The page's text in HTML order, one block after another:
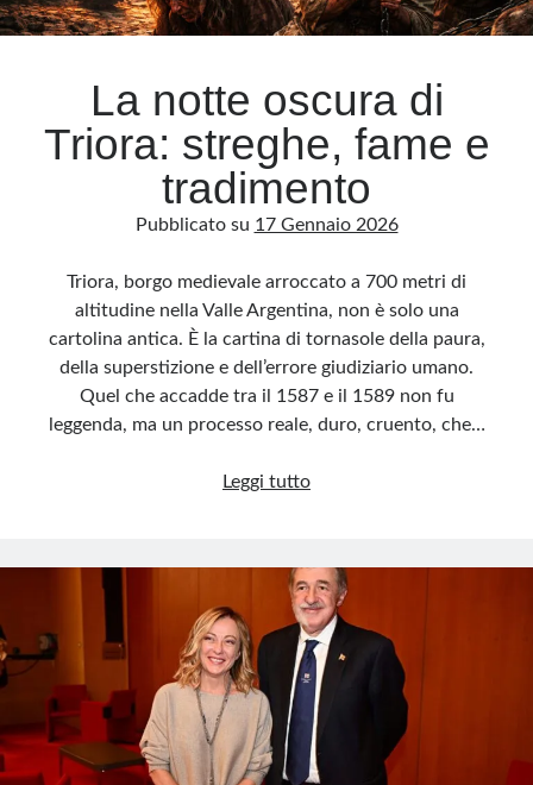
Archivio
Questo blog non rappresenta una testata giornalistica, in quanto viene aggiornato
senza alcuna periodicità. Non può pertanto considerarsi un prodotto editoriale ai
sensi della legge n· 62 del 7.03.2001. L’autore non è responsabile di quanto
pubblicato dai lettori nei commenti ai vari post. Saranno comunque cancellati quelli
ritenuti offensivi o lesivi dell’immagine o dell’onorabilità di terzi, di genere spam,
razzisti o che contengano dati personali non conformi al rispetto delle norme sulla
privacy. Alcune immagini inserite in questo blog sono tratte da Internet e, pertanto,
immediatamente rimosse. L’autore del blog non è responsabile dei siti collegati
Accedi
Feed dei contenuti
Feed dei commenti
WordPress.org
La notte oscura di
Triora: streghe, fame e
tradimento
Pubblicato su 17 Gennaio 2026
Triora, borgo medievale arroccato a 700 metri di
altitudine nella Valle Argentina, non è solo una
cartolina antica. È la cartina di tornasole della paura,
della superstizione e dell’errore giudiziario umano.
Quel che accadde tra il 1587 e il 1589 non fu
leggenda, ma un processo reale, duro, cruento, che…
Leggi tuttoLa
di
Triora:
streghe,
fame
e
tradimento